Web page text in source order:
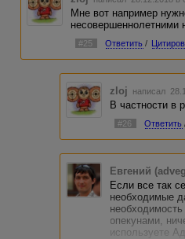
Мне вот например
несовершеннолетними
#25 Ответить /
zloj написал
В частности в
#26 Ответить
Евгений
Если все так
необходимые
опекунами,
используете